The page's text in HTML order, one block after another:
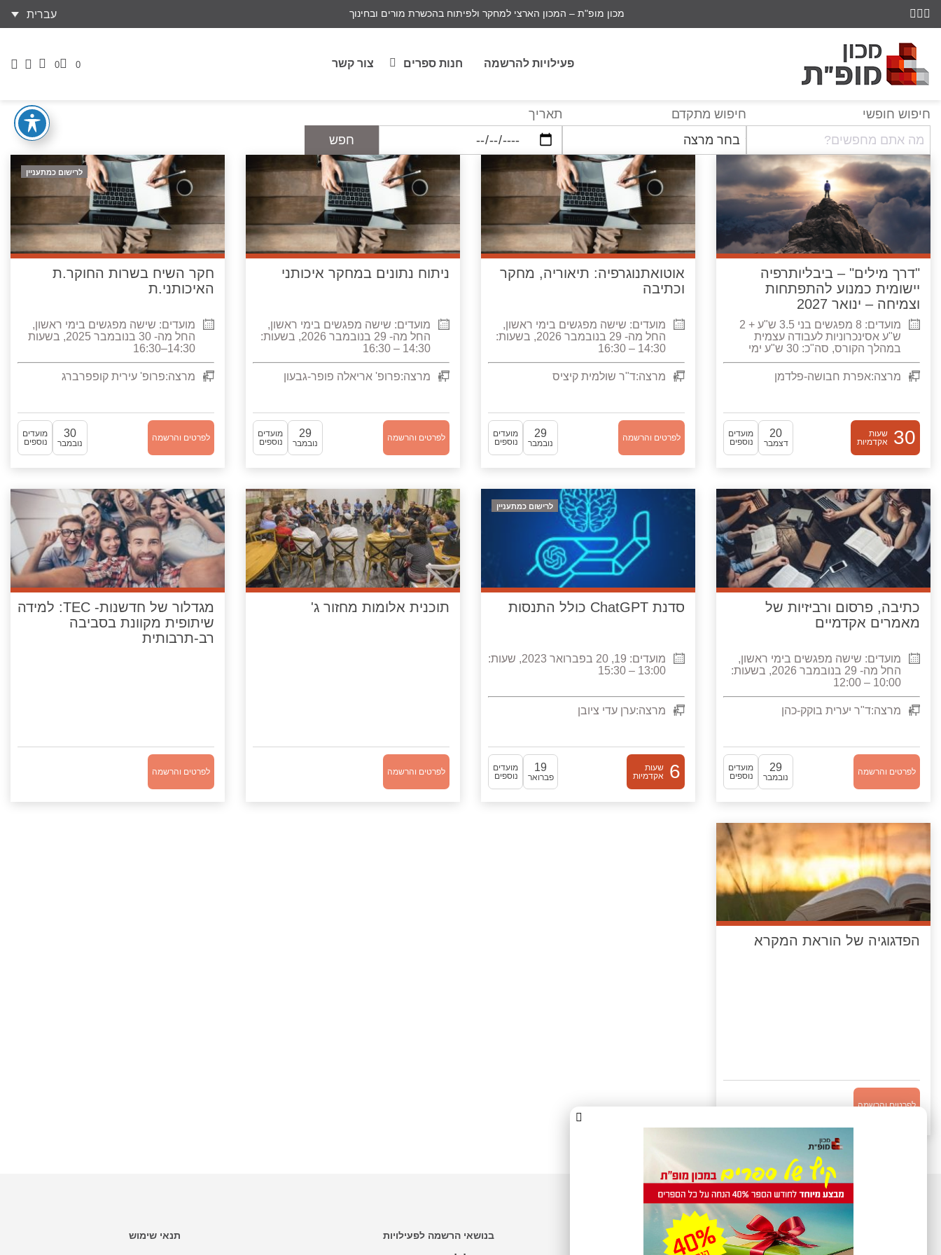
מכון מופ"ת – המכון הארצי למחקר ולפיתוח בהכשרת מורים ובחינוך עברית
פעילויות להרשמה חנות ספרים צור קשר 0
0
חיפוש חופשי חיפוש מתקדם
תאריך
חפש
"דרך מילים" – ביבליותרפיה
יישומית כמנוע להתפתחות
וצמיחה – ינואר 2027
מועדים:
8 מפגשים בני 3.5 ש"ע + 2
ש"ע אסינכרוניות לעבודה עצמית
במהלך הקורס, סה"כ: 30 ש"ע ימי
ראשון 18:30 – 21:15
מרצה:אפרת חבושה-פלדמן
30
שעות
אקדמיות
20
דצמבר
מועדים
נוספים
אוטואתנוגרפיה: תיאוריה, מחקר
וכתיבה
מועדים: שישה מפגשים בימי ראשון,
החל מה- 29 בנובמבר 2026, בשעות:
14:30 – 16:30
מרצה:ד"ר שולמית קיציס
לפרטים והרשמה 29
נובמבר
מועדים
נוספים
ניתוח נתונים במחקר איכותני
מועדים: שישה מפגשים בימי ראשון,
החל מה- 29 בנובמבר 2026, בשעות:
14:30 – 16:30
מרצה:פרופ' אריאלה פופר-גבעון
לפרטים והרשמה 29
נובמבר
מועדים
נוספים
לרישום כמתעניין
חקר השיח בשרות החוקר.ת
האיכותני.ת
מועדים: שישה מפגשים בימי ראשון,
החל מה- 30 בנובמבר 2025, בשעות
14:30–16:30
מרצה:פרופ' עירית קופפרברג
לפרטים והרשמה 30
נובמבר
מועדים
נוספים
כתיבה, פרסום ורביזיות של
מאמרים אקדמיים
מועדים: שישה מפגשים בימי ראשון,
החל מה- 29 בנובמבר 2026, בשעות:
10:00 – 12:00
מרצה:ד"ר יערית בוקק-כהן
לפרטים והרשמה 29
נובמבר
מועדים
נוספים
לרישום כמתעניין
סדנת ChatGPT כולל התנסות
מועדים:
19, 20 בפברואר 2023, שעות:
13:00 – 15:30
מרצה:ערן עדי ציובן
6
שעות
אקדמיות
19
פברואר
מועדים
נוספים
תוכנית אלומות מחזור ג'
לפרטים והרשמה
מגדלור של חדשנות- TEC: למידה
שיתופית מקוונת בסביבה
רב-תרבותית
לפרטים והרשמה
הפדגוגיה של הוראת המקרא
לפרטים והרשמה
בנושאי רכישות ספרים בנושאי הרשמה לפעילויות תנאי שימוש